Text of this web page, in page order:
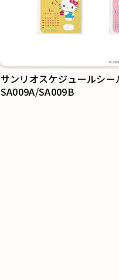
サンリオスケジュールシ
SA009A/SA009B